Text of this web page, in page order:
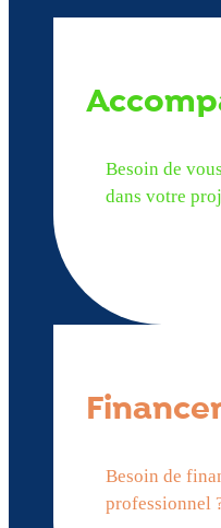
Besoin de
dans votre
Besoin de
professionnel